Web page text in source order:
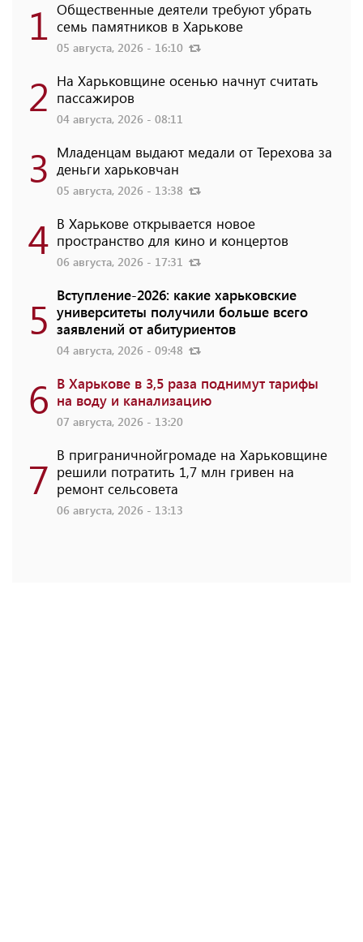
1 Общественные деятели требуют убрать
семь памятников в Харькове
05 августа, 2026 - 16:10
2 На Харьковщине осенью начнут считать
пассажиров
04 августа, 2026 - 08:11
3 Младенцам выдают медали от Терехова за
деньги харьковчан
05 августа, 2026 - 13:38
4 В Харькове открывается новое
пространство для кино и концертов
06 августа, 2026 - 17:31
5 Вступление-2026: какие харьковские
университеты получили больше всего
заявлений от абитуриентов
04 августа, 2026 - 09:48
6 В Харькове в 3,5 раза поднимут тарифы
на воду и канализацию
07 августа, 2026 - 13:20
7 В приграничнойгромаде на Харьковщине
решили потратить 1,7 млн ​​гривен на
ремонт сельсовета
06 августа, 2026 - 13:13